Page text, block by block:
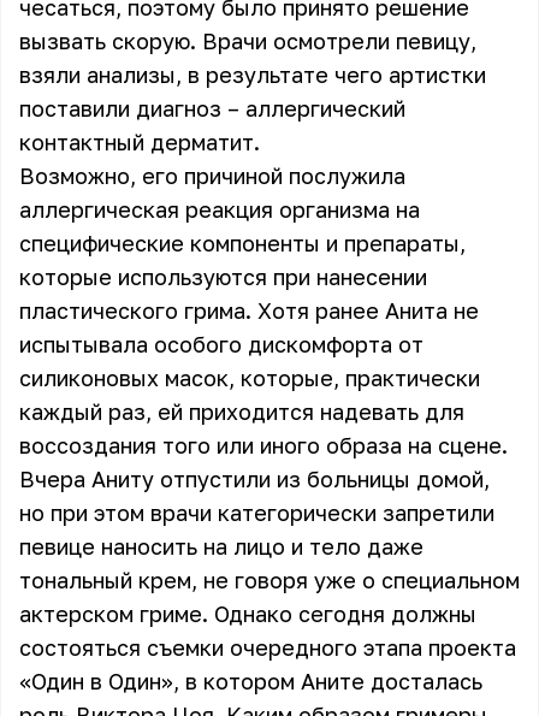
чесаться, поэтому было принято решение
вызвать скорую. Врачи осмотрели певицу,
взяли анализы, в результате чего артистки
поставили диагноз – аллергический
контактный дерматит.
Возможно, его причиной послужила
аллергическая реакция организма на
специфические компоненты и препараты,
которые используются при нанесении
пластического грима. Хотя ранее Анита не
испытывала особого дискомфорта от
силиконовых масок, которые, практически
каждый раз, ей приходится надевать для
воссоздания того или иного образа на сцене.
Вчера Аниту отпустили из больницы домой,
но при этом врачи категорически запретили
певице наносить на лицо и тело даже
тональный крем, не говоря уже о специальном
актерском гриме. Однако сегодня должны
состояться съемки очередного этапа проекта
«Один в Один», в котором Аните досталась